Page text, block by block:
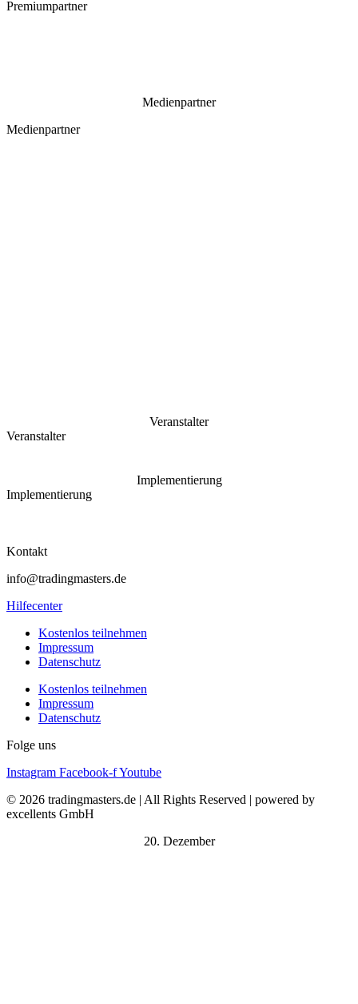
Premiumpartner
Medienpartner
Medienpartner
Veranstalter
Veranstalter
Implementierung
Implementierung
Kontakt
info@tradingmasters.de
Hilfecenter
Kostenlos teilnehmen
Impressum
Datenschutz
Kostenlos teilnehmen
Impressum
Datenschutz
Folge uns
Instagram Facebook-fYoutube
© 2026 tradingmasters.de | All Rights Reserved | powered by
excellents GmbH
20. Dezember